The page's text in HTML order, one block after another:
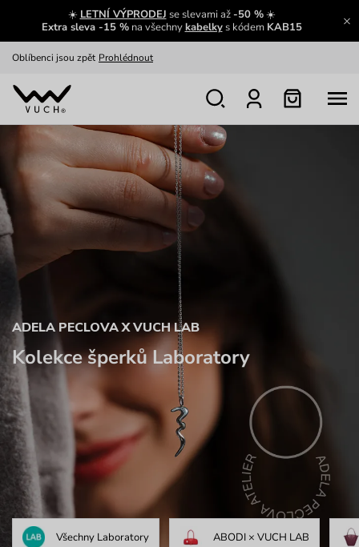
☀️ LETNÍ VÝPRODEJ se slevami až -50 %☀️
Extra sleva -15 %na všechnykabelkys kódem KAB15
Výměna a vrácení zdarma Zobrazit
Oblíbenci jsou zpět Prohlédnout
Nech se inspirovat
ADELA PECLOVA X VUCH LAB
Kolekce šperků Laboratory
Všechny Laboratory ABODI × VUCH LAB